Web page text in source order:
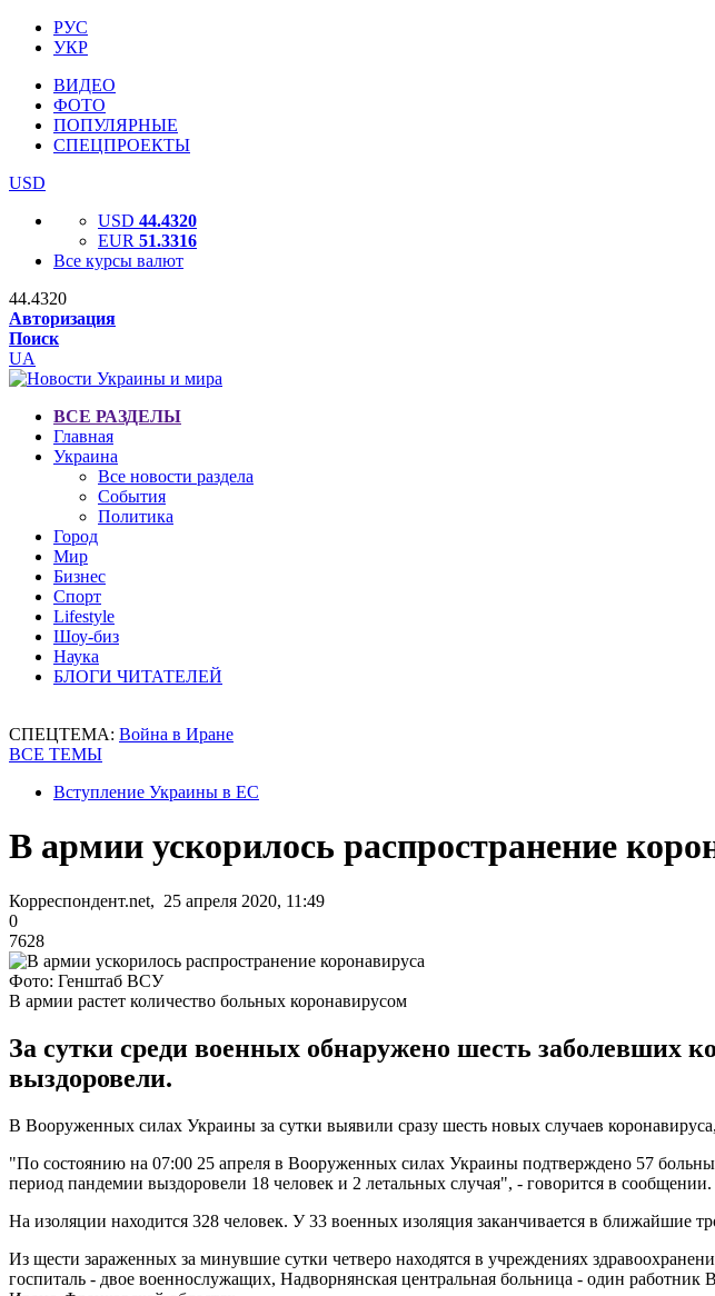
РУС
УКР
ВИДЕО
ФОТО
ПОПУЛЯРНЫЕ
СПЕЦПРОЕКТЫ
USD
USD 44.4320
EUR 51.3316
Все курсы валют
44.4320
Авторизация
Поиск
UA
ВСЕ РАЗДЕЛЫ
Главная
Украина
Все новости раздела
События
Политика
Город
Мир
Бизнес
Спорт
Lifestyle
Шоу-биз
Наука
БЛОГИ ЧИТАТЕЛЕЙ
СПЕЦТЕМА: Война в Иране
ВСЕ ТЕМЫ
Вступление Украины в ЕС
В армии ускорилось распространение
Корреспондент.net, 25 апреля 2020, 11:49
0
7628
Фото: Генштаб ВСУ
В армии растет количество больных коронавирусом
За сутки среди военных обнаружено шесть заболевших
выздоровели.
В Вооруженных силах Украины за сутки выявили сразу шесть новых случаев
"По состоянию на 07:00 25 апреля в Вооруженных силах Украины подтверждено 57
период пандемии выздоровели 18 человек и 2 летальных случая", - говорится в сообщении.
На изоляции находится 328 человек. У 33 военных изоляция заканчивается в ближайшие
Из щести зараженных за минувшие сутки четверо находятся в учреждениях
госпиталь - двое военнослужащих, Надворнянская центральная больница - один